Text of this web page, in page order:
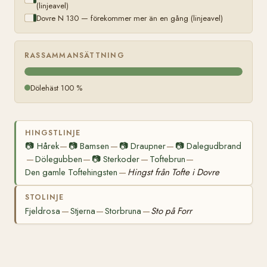
(linjeavel)
Dovre N 130 — förekommer mer än en gång (linjeavel)
RASSAMMANSÄTTNING
Dölehäst 100 %
HINGSTLINJE
📷 Hårek— 📷Bamsen — 📷 Draupner— 📷 Dalegudbrand
—Dölegubben— 📷Sterkoder— Toftebrun—
Den gamle Toftehingsten — Hingst från Tofte i Dovre
STOLINJE
Fjeldrosa —Stjerna—Storbruna —Sto på Forr